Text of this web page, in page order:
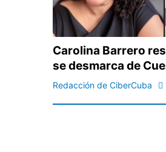
Carolina Barrero
se desmarca de
Redacción de CiberCuba